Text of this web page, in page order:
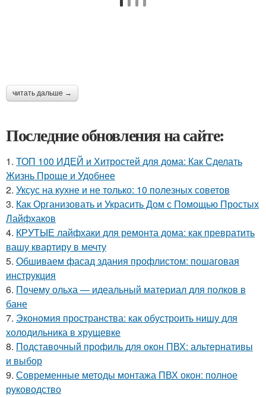
читать дальше →
Последние обновления на сайте:
1. ТОП 100 ИДЕЙ и Хитростей для дома: Как Сделать
Жизнь Проще и Удобнее
2. Уксус на кухне и не только: 10 полезных советов
3. Как Организовать и Украсить Дом с Помощью Простых
Лайфхаков
4. КРУТЫЕ лайфхаки для ремонта дома: как превратить
вашу квартиру в мечту
5. Обшиваем фасад здания профлистом: пошаговая
инструкция
6. Почему ольха — идеальный материал для полков в
бане
7. Экономия пространства: как обустроить нишу для
холодильника в хрущевке
8. Подставочный профиль для окон ПВХ: альтернативы
и выбор
9. Современные методы монтажа ПВХ окон: полное
руководство